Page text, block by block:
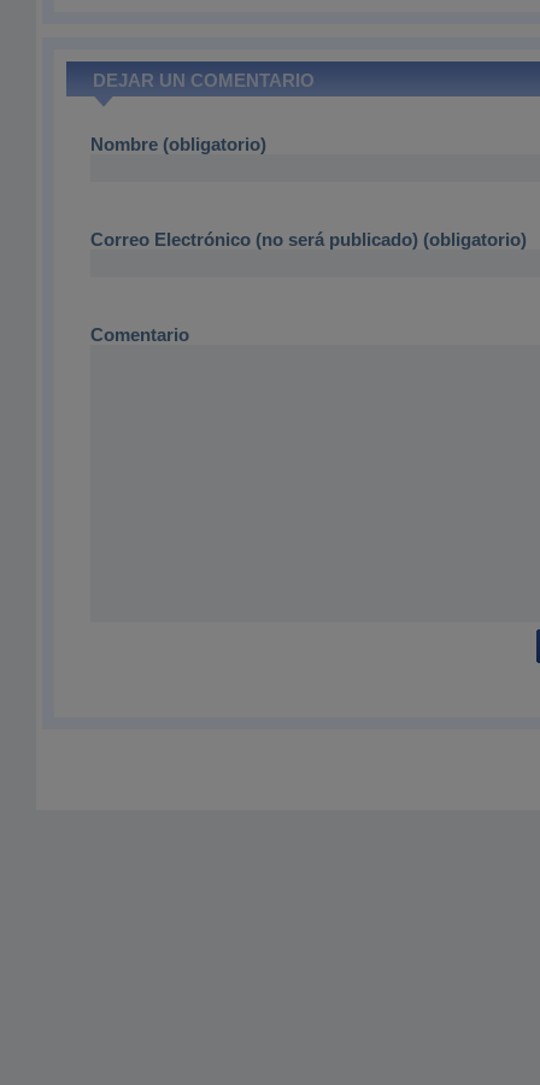
DEJAR UN COMENTARIO
Nombre (obligatorio)
Correo Electrónico (no será publicado) (obligatorio)
Comentario